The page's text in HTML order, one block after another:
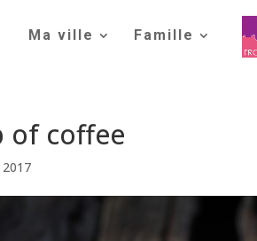
Ma ville Famille
of coffee